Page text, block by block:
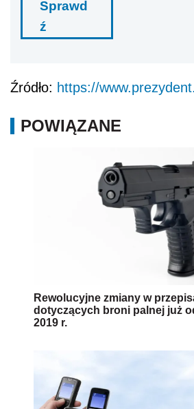
Sprawd
ź
Źródło: https://
POWIĄZANE
Rewolucyjne zmiany w
dotyczących broni palnej już
2019 r.